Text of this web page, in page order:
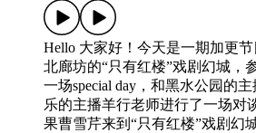
Hello 大家好！今天是一期加更
北廊坊的“只有红楼”戏剧幻城，
一场special day，和黑水公园的
乐的主播羊行老师进行了一场对
果曹雪芹来到“只有红楼”戏剧幻